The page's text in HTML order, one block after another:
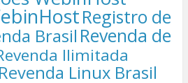
Registro de
Brasil Revenda de
Ilimitada
Revenda Linux Brasil